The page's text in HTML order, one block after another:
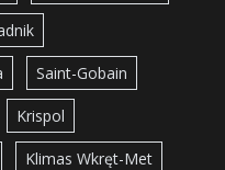
Saint-Gobain
Krispol
Klimas Wkręt-Met